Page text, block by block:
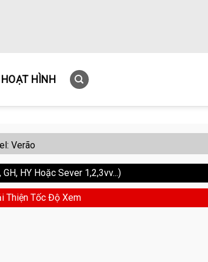
HOẠT HÌNH
Verão
HY Hoặc Sever 1,2,3vv...)
Thiện Tốc Độ Xem